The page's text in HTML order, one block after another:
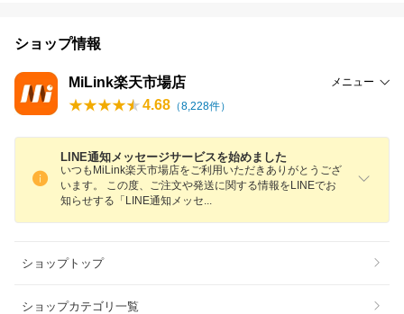
ショップ情報
MiLink楽天市場店 メニュー
4.68 （8,228件）
LINE通知メッセージサービスを始めました
いつもMiLink楽天市場店をご利用いただきありがとうござ
います。 この度、ご注文や発送に関する情報をLINEでお
知らせする「LINE通知メッセ
ショップトップ
ショップカテゴリ一覧